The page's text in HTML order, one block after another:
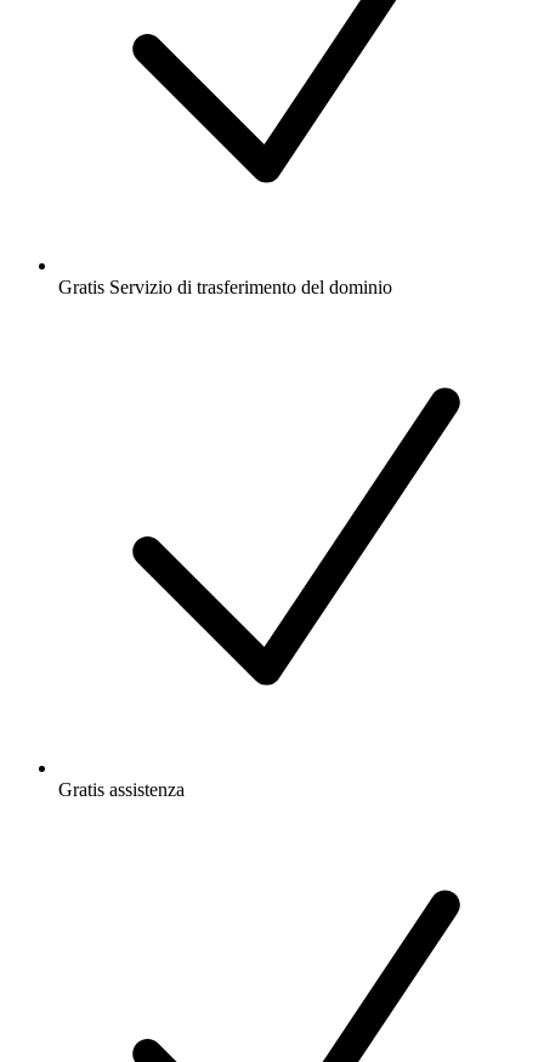
Gratis Servizio di trasferimento del dominio
Gratis assistenza